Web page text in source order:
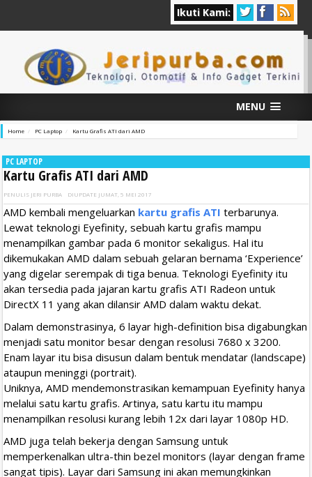
Ikuti Kami:
MENU
Home PC Laptop Kartu Grafis ATI dari AMD
PC LAPTOP
Kartu Grafis ATI dari AMD
PENULIS JERI PURBA DIUPDATE JUMAT, 5 MEI 2017
AMD kembali mengeluarkan kartu grafis ATI terbarunya.
Lewat teknologi Eyefinity, sebuah kartu grafis mampu
menampilkan gambar pada 6 monitor sekaligus. Hal itu
dikemukakan AMD dalam sebuah gelaran bernama ‘Experience’
yang digelar serempak di tiga benua. Teknologi Eyefinity itu
akan tersedia pada jajaran kartu grafis ATI Radeon untuk
DirectX 11 yang akan dilansir AMD dalam waktu dekat.
Dalam demonstrasinya, 6 layar high-definition bisa digabungkan
menjadi satu monitor besar dengan resolusi 7680 x 3200.
Enam layar itu bisa disusun dalam bentuk mendatar (landscape)
ataupun meninggi (portrait).
Uniknya, AMD mendemonstrasikan kemampuan Eyefinity hanya
melalui satu kartu grafis. Artinya, satu kartu itu mampu
menampilkan resolusi kurang lebih 12x dari layar 1080p HD.
AMD juga telah bekerja dengan Samsung untuk
memperkenalkan ultra-thin bezel monitors (layar dengan frame
sangat tipis). Layar dari Samsung ini akan memungkinkan